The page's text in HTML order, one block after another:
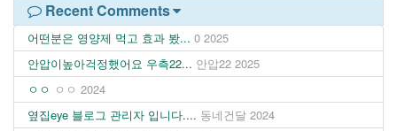
Recent Comments
어떤분은 영양제 먹고 효과 봤... 0 2025
안압이높아걱정했어요 우측22... 안압22 2025
ㅇㅇ ㅇㅇ 2024
옆집eye 블로그 관리자 입니다.... 동네건달 2024